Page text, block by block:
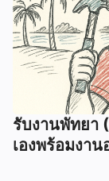
รับงานพัทยา
เองพร้อมงา